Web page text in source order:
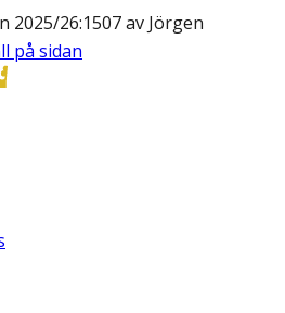
26:1507 av Jörgen
på sidan